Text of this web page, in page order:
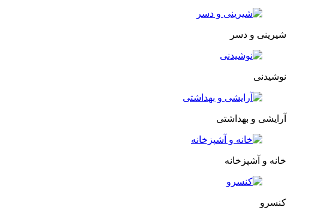
شیرینی و دسر
نوشیدنی
آرایشی و بهداشتی
خانه و آشپزخانه
کنسرو